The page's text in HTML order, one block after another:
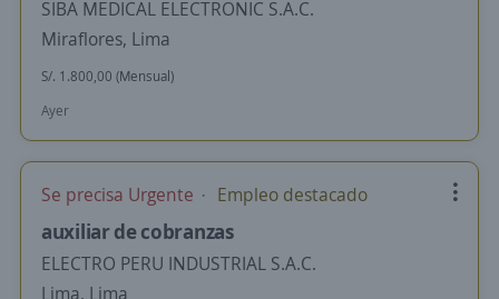
SIBA MEDICAL ELECTRONIC S.A.C.
Miraflores, Lima
S/. 1.800,00 (Mensual)
Ayer
Se precisa Urgente Empleo destacado
auxiliar de cobranzas
ELECTRO PERU INDUSTRIAL S.A.C.
Lima, Lima